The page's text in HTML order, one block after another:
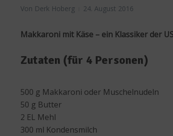
Von Derk Hoberg 24. August 2016
Makkaroni mit Käse – ein Klassiker der
Zutaten (für 4 Personen)
500 g Makkaroni oder Muschelnudeln
50 g Butter
2 EL Mehl
300 ml Kondensmilch